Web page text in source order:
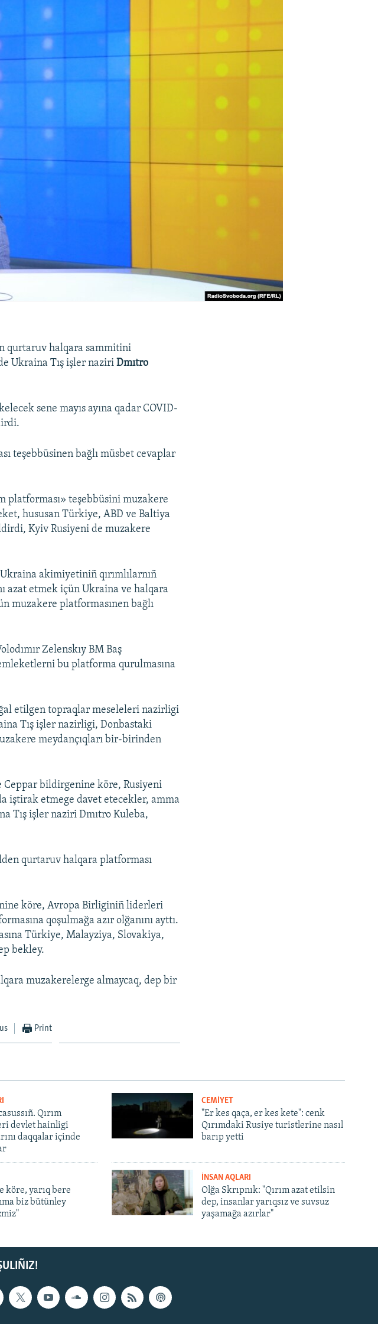
qurtaruv halqara sammitini
Ukraina Tış işler naziriDmıtro
sene mayıs ayına qadar COVID-
teşebbüsinen bağlı müsbet cevaplar
platforması» teşebbüsini muzakere
hususan Türkiye, ABD ve Baltiya
Kyiv Rusiyeni de muzakere
akimiyetiniñ qırımlılarnıñ
azat etmek içün Ukraina ve halqara
muzakere platformasınen bağlı
Zelenskıy BM Baş
bu platforma qurulmasına
etilgen topraqlar meseleleri nazirligi
Tış işler nazirligi, Donbastaki
meydançıqları bir-birinden
bildirgenine köre, Rusiyeni
iştirak etmege davet etecekler, amma
Tış işler naziri Dmıtro Kuleba,
qurtaruv halqara platforması
köre, Avropa Birliginiñ liderleri
qoşulmağa azır olğanını ayttı.
Türkiye, Malayziya, Slovakiya,
bekley.
muzakerelerge almaycaq, dep bir
Print
Qırım
devlet hainligi
daqqalar içinde
CEMİYET
"Er kes qaça, er kes kete": cenk
Qırımdaki Rusiye turistlerine nasıl
barıp yetti
köre, yarıq bere
biz bütünley
İNSAN AQLARI
Olğa Skrıpnık: "Qırım azat etilsin
dep, insanlar yarıqsız ve suvsuz
yaşamağa azırlar"